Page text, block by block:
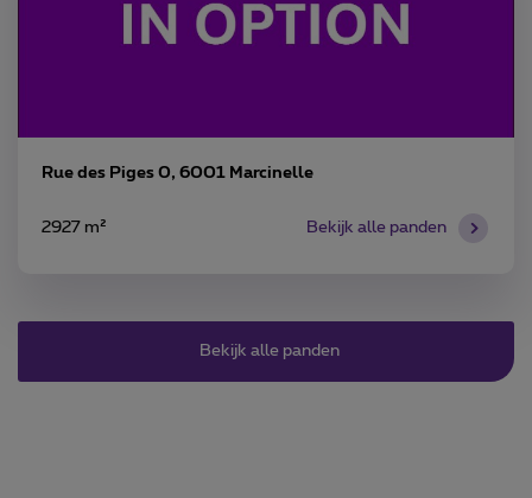
Rue des Piges 0, 6001 Marcinelle
2927 m² Bekijk alle panden
Bekijk alle panden